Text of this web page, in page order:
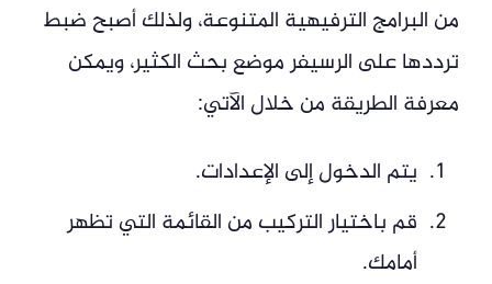
من البرامج الترفيهية المتنوعة، ولذلك أصبح ضبط
ترددها على الرسيفر موضع بحث الكثير، ويمكن
معرفة الطريقة من خلال الآتي:
يتم الدخول إلى الإعدادات.
قم باختيار التركيب من القائمة التي تظهر
أمامك.